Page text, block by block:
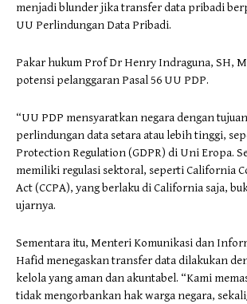
menjadi blunder jika transfer data pribadi
UU Perlindungan Data Pribadi.
Pakar hukum Prof Dr Henry Indraguna, SH,
potensi pelanggaran Pasal 56 UU PDP.
“UU PDP mensyaratkan negara dengan
perlindungan data setara atau lebih tinggi,
Protection Regulation (GDPR) di Uni Eropa.
memiliki regulasi sektoral, seperti California
Act (CCPA), yang berlaku di California saja,
ujarnya.
Sementara itu, Menteri Komunikasi dan
Hafid menegaskan transfer data dilakukan
kelola yang aman dan akuntabel. “Kami
tidak mengorbankan hak warga negara,